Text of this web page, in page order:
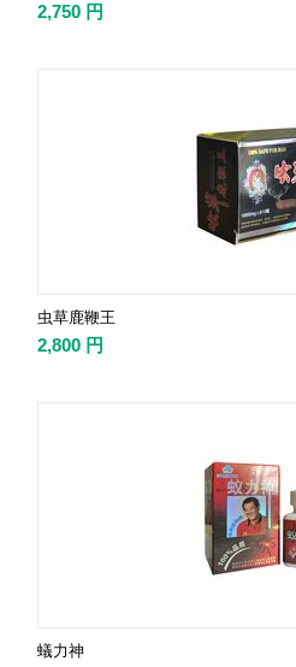
2,750 円
虫草鹿鞭王
2,800 円
蟻力神